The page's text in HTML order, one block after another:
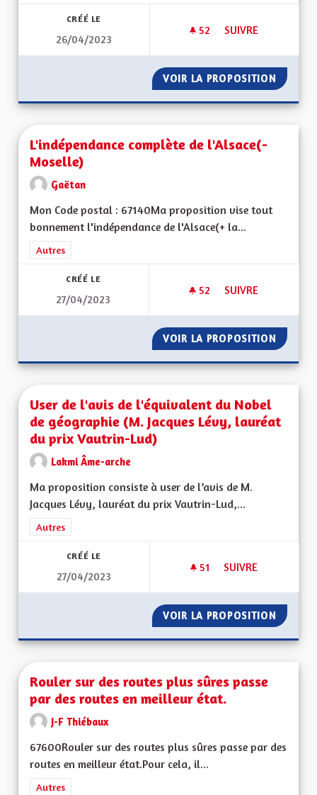
CRÉÉ LE
26/04/2023
52 52 ABONNÉS
SUIVRE
VOIR LA PROPOSITION UNE
L'indépendance complète de l'Alsace(-
Moselle)
Gaëtan
Mon Code postal : 67140Ma proposition vise tout
bonnement l'indépendance de l'Alsace(+ la...
Filtrer les résultats de la catégorie : Autres
Autres
CRÉÉ LE
27/04/2023
52 52 ABONNÉS
SUIVRE
VOIR LA PROPOSITION
User de l'avis de l'équivalent du Nobel
de géographie (M. Jacques Lévy, lauréat
du prix Vautrin-Lud)
Lakmi Âme-arche
Ma proposition consiste à user de l’avis de M.
Jacques Lévy, lauréat du prix Vautrin-Lud,...
Filtrer les résultats de la catégorie : Autres
Autres
CRÉÉ LE
27/04/2023
51 51 ABONNÉS
SUIVRE
VOIR LA PROPOSITION USER
Rouler sur des routes plus sûres passe
par des routes en meilleur état.
J-F Thiébaux
67600Rouler sur des routes plus sûres passe par des
routes en meilleur état.Pour cela, il...
Filtrer les résultats de la catégorie : Autres
Autres